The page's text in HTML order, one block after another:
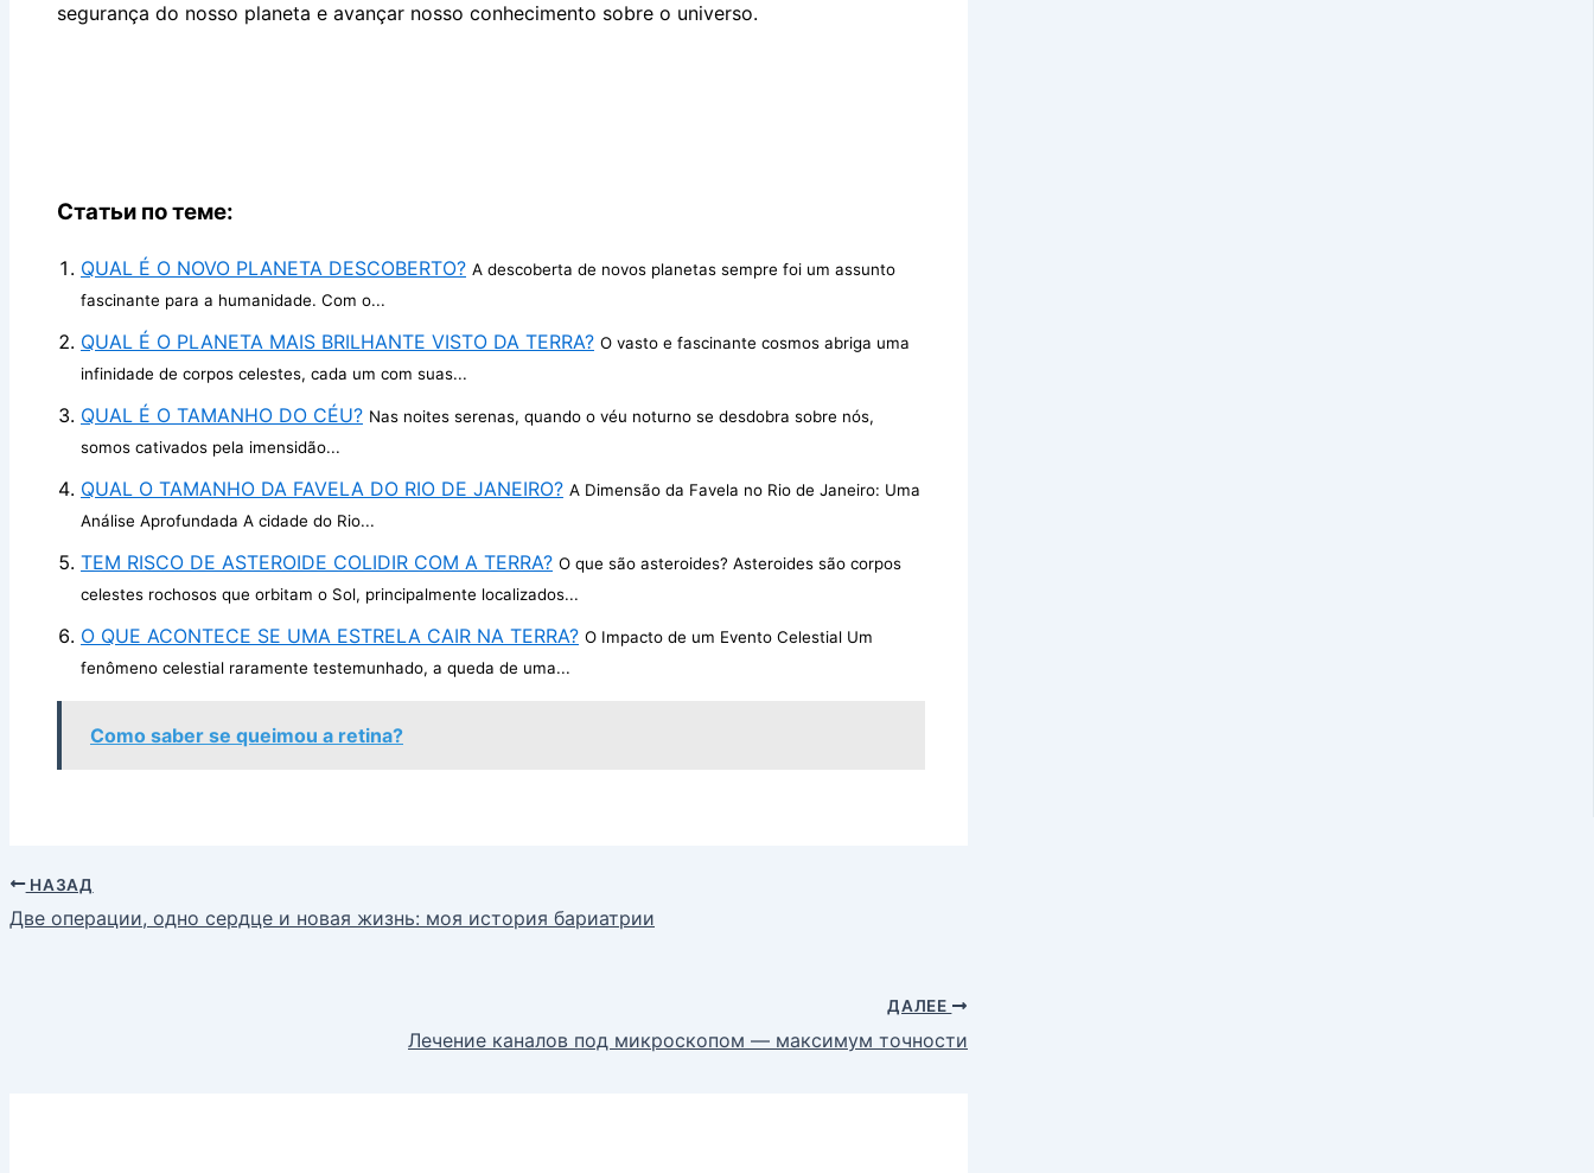
segurança do nosso planeta e avançar nosso conhecimento sobre o universo.
Статьи по теме:
QUAL É O NOVO PLANETA DESCOBERTO? A descoberta de novos planetas sempre foi um assunto
fascinante para a humanidade. Com o...
QUAL É O PLANETA MAIS BRILHANTE VISTO DA TERRA? O vasto e fascinante cosmos abriga uma
infinidade de corpos celestes, cada um com suas...
QUAL É O TAMANHO DO CÉU? Nas noites serenas, quando o véu noturno se desdobra sobre nós,
somos cativados pela imensidão...
QUAL O TAMANHO DA FAVELA DO RIO DE JANEIRO? A Dimensão da Favela no Rio de Janeiro: Uma
Análise Aprofundada A cidade do Rio...
TEM RISCO DE ASTEROIDE COLIDIR COM A TERRA? O que são asteroides? Asteroides são corpos
celestes rochosos que orbitam o Sol, principalmente localizados...
O QUE ACONTECE SE UMA ESTRELA CAIR NA TERRA? O Impacto de um Evento Celestial Um
fenômeno celestial raramente testemunhado, a queda de uma...
Como saber se queimou a retina?
НАЗАД
Две операции, одно сердце и новая жизнь: моя история бариатрии
ДАЛЕЕ
Лечение каналов под микроскопом — максимум точности